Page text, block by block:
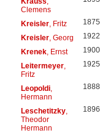
Clemens
Kreisler, Fritz 1875
Kreisler, Georg 1922
Krenek, Ernst 1900
Leitermeyer,
Fritz
1925
Leopoldi,
Hermann
1888
Leschetitzky,
Theodor
Hermann
1896